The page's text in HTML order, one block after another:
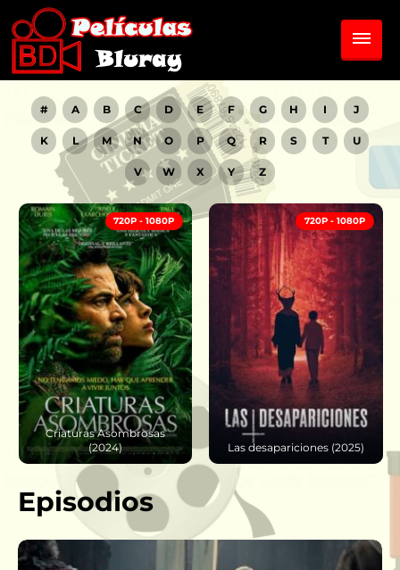
# A B C D E F G H I J
K L M N O P Q R S T U
V W X Y Z
720P - 1080P
Criaturas Asombrosas
(2024)
720P - 1080P
Las desapariciones (2025)
Episodios